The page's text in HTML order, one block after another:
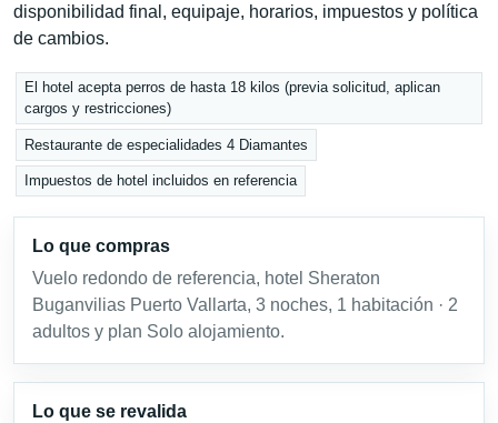
disponibilidad final, equipaje, horarios, impuestos y política
de cambios.
El hotel acepta perros de hasta 18 kilos (previa solicitud, aplican
cargos y restricciones)
Restaurante de especialidades 4 Diamantes
Impuestos de hotel incluidos en referencia
Lo que compras
Vuelo redondo de referencia, hotel Sheraton
Buganvilias Puerto Vallarta, 3 noches, 1 habitación · 2
adultos y plan Solo alojamiento.
Lo que se revalida